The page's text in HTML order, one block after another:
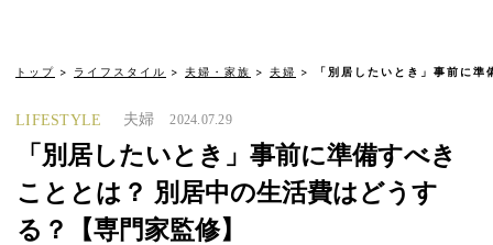
トップ ライフスタイル 夫婦・家族 夫婦 「別居したいとき」事前に
LIFESTYLE 夫婦 2024.07.29
「別居したいとき」事前に準備すべき
こととは？ 別居中の生活費はどうす
る？【専門家監修】